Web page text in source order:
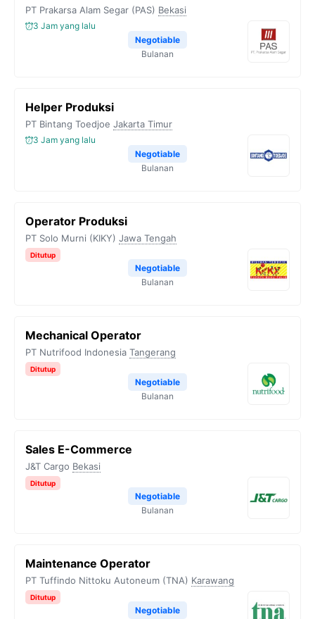
PT Prakarsa Alam Segar (PAS) Bekasi
3 Jam yang lalu
Negotiable
Bulanan
Helper Produksi
PT Bintang Toedjoe Jakarta Timur
3 Jam yang lalu
Negotiable
Bulanan
Operator Produksi
PT Solo Murni (KIKY) Jawa Tengah
Ditutup
Negotiable
Bulanan
Mechanical Operator
PT Nutrifood Indonesia Tangerang
Ditutup
Negotiable
Bulanan
Sales E-Commerce
J&T Cargo Bekasi
Ditutup
Negotiable
Bulanan
Maintenance Operator
PT Tuffindo Nittoku Autoneum (TNA) Karawang
Ditutup
Negotiable